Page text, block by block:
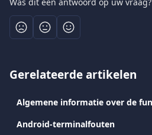
Gerelateerde artikelen
Android-terminalfouten